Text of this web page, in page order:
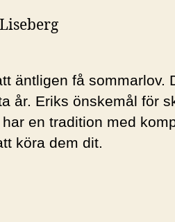
äntligen få sommarlov.
år. Eriks önskemål för
en tradition med
köra dem dit.